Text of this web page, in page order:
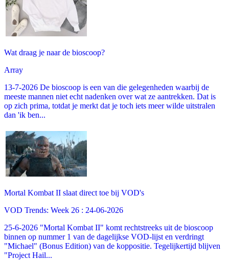
Wat draag je naar de bioscoop?
Array
13-7-2026 De bioscoop is een van die gelegenheden waarbij de
meeste mannen niet echt nadenken over wat ze aantrekken. Dat is
op zich prima, totdat je merkt dat je toch iets meer wilde uitstralen
dan 'ik ben...
Mortal Kombat II slaat direct toe bij VOD's
VOD Trends: Week 26 : 24-06-2026
25-6-2026 "Mortal Kombat II" komt rechtstreeks uit de bioscoop
binnen op nummer 1 van de dagelijkse VOD-lijst en verdringt
"Michael" (Bonus Edition) van de koppositie. Tegelijkertijd blijven
"Project Hail...